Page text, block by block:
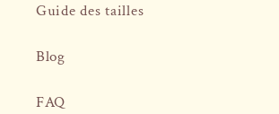
Guide des tailles
Blog
FAQ